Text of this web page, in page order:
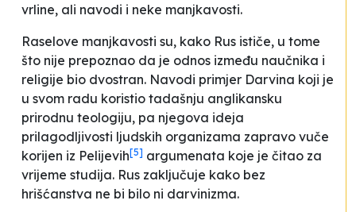
vrline, ali navodi i neke manjkavosti.
Raselove manjkavosti su, kako Rus ističe, u tome
što nije prepoznao da je odnos između naučnika i
religije bio dvostran. Navodi primjer Darvina koji je
u svom radu koristio tadašnju anglikansku
prirodnu teologiju, pa njegova ideja
prilagodljivosti ljudskih organizama zapravo vuče
korijen iz Pelijevih[5] argumenata koje je čitao za
vrijeme studija. Rus zaključuje kako bez
hrišćanstva ne bi bilo ni darvinizma.